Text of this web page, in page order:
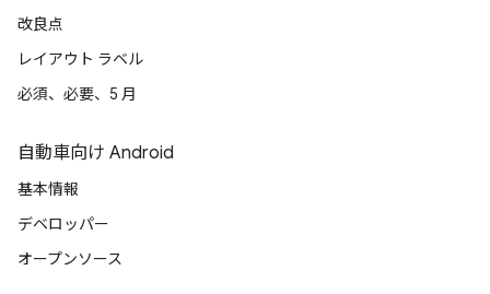
改良点
レイアウト ラベル
必須、必要、5 月
自動車向け Android
基本情報
デベロッパー
オープンソース